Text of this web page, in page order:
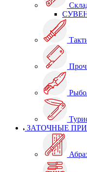
ЗАТОЧНЫЕ